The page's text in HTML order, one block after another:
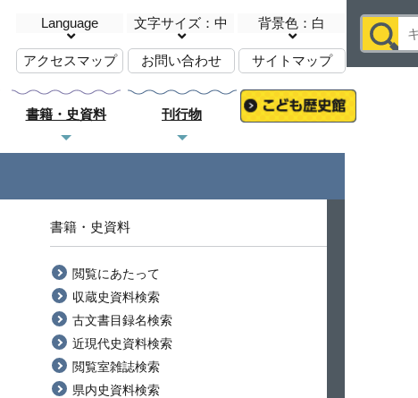
Language 文字サイズ：中 背景色：白
アクセスマップ お問い合わせ サイトマップ
書籍・史資料 刊行物
書籍・史資料
閲覧にあたって
収蔵史資料検索
古文書目録名検索
近現代史資料検索
閲覧室雑誌検索
県内史資料検索